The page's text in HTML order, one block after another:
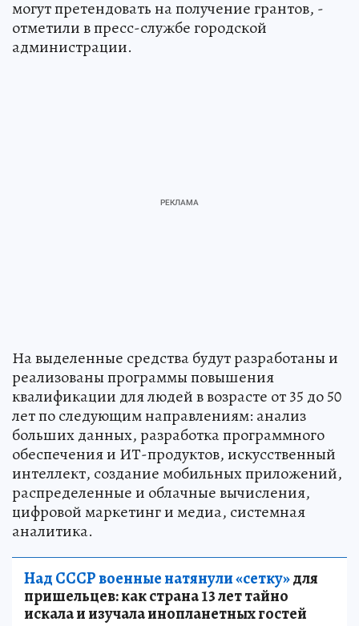
могут претендовать на получение грантов, -
отметили в пресс-службе городской
администрации.
На выделенные средства будут разработаны и
реализованы программы повышения
квалификации для людей в возрасте от 35 до 50
лет по следующим направлениям: анализ
больших данных, разработка программного
обеспечения и ИТ-продуктов, искусственный
интеллект, создание мобильных приложений,
распределенные и облачные вычисления,
цифровой маркетинг и медиа, системная
аналитика.
Над СССР военные натянули «сетку»для
пришельцев: как страна 13 лет тайно
искала и изучала инопланетных гостей